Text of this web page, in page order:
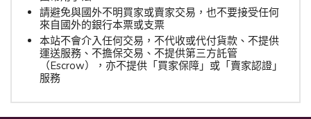
請避免與國外不明買家或賣家交易，也不要接受任何
來自國外的銀行本票或支票
本站不會介入任何交易，不代收或代付貨款、不提供
運送服務、不擔保交易、不提供第三方託管
（Escrow），亦不提供「買家保障」或「賣家認證」
服務